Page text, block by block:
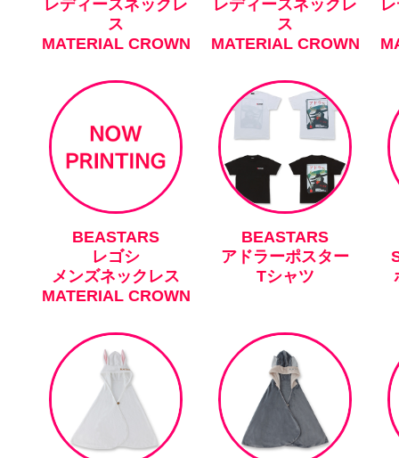
レディースネックレ
ス
MATERIAL CROWN
レディースネックレ
ス
MATERIAL CROWN
BEASTARS
レゴシ
メンズネックレス
MATERIAL CROWN
BEASTARS
アドラーポスター
Tシャツ